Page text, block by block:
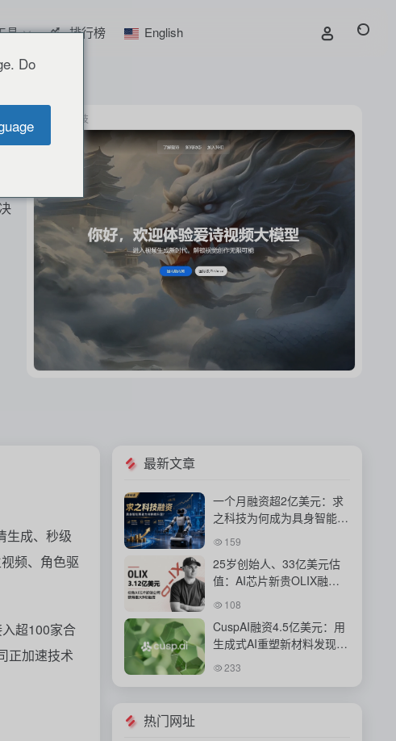
具 排行榜 English
爱诗科技
生成、秒级
频、角色驱
超100家合
正加速技术
最新文章
一个月融资超2亿美元：求
之科技为何成为具身智能资
本新宠？
159
25岁创始人、33亿美元估
值：AI芯片新贵OLIX融资
背后的豪赌
108
CuspAI融资4.5亿美元：用
生成式AI重塑新材料发现与
工业研发体系
233
热门网址
Do